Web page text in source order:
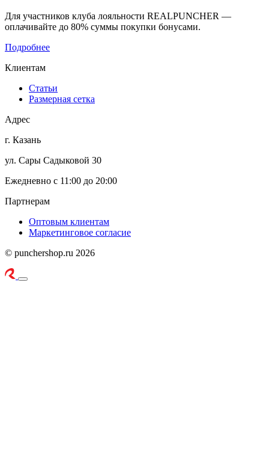
Для участников клуба лояльности REALPUNCHER —
оплачивайте до 80% суммы покупки бонусами.
Подробнее
Клиентам
Статьи
Размерная сетка
Адрес
г. Казань
ул. Сары Садыковой 30
Ежедневно с 11:00 до 20:00
Партнерам
Оптовым клиентам
Маркетинговое согласие
© punchershop.ru 2026